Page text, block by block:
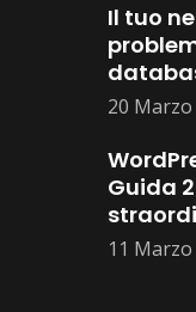
Il tuo
20 Marzo
Guida
11 Marzo